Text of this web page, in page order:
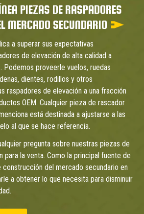
PIEZAS DE RASPADORES
MERCADO SECUNDARIO
a superar sus expectativas
de elevación de alta calidad a
proveerle vuelos, ruedas
dientes, rodillos y otros
raspadores de elevación a una fracción
OEM. Cualquier pieza de rascador
está destinada a ajustarse a las
al que se hace referencia.
pregunta sobre nuestras piezas de
para la venta. Como la principal fuente de
del mercado secundario en
a obtener lo que necesita para disminuir